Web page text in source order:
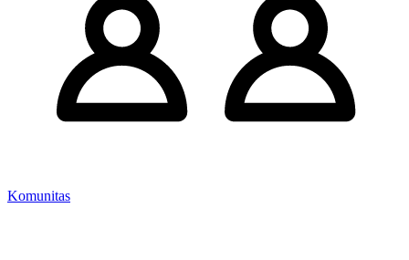
Komunitas